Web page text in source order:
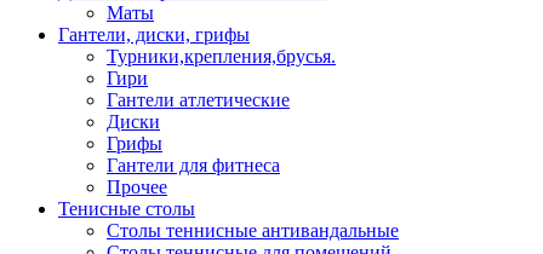
Маты
Гантели, диски, грифы
Турники,крепления,брусья.
Гири
Гантели атлетические
Диски
Грифы
Гантели для фитнеса
Прочее
Тенисные столы
Столы теннисные антивандальные